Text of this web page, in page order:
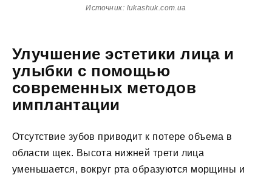
Источник: lukashuk.com.ua
Улучшение эстетики лица и
улыбки с помощью
современных методов
имплантации
Отсутствие зубов приводит к потере объема в
области щек. Высота нижней трети лица
уменьшается, вокруг рта образуются морщины и